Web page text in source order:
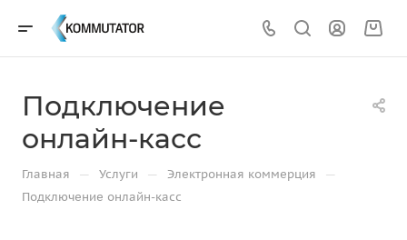
Подключение
онлайн-касс
Главная — Услуги — Электронная коммерция —
Подключение онлайн-касс